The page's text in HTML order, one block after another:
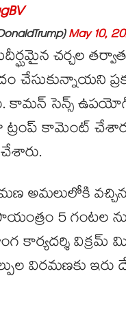
May 10,
చర్చల
చేసుకున్నాయని
కామన్ సెన్స్
ట్రంప్ కామెంట్
అమలులోకి
5 గంటల
విక్రమ్
విరమణకు ఇరు